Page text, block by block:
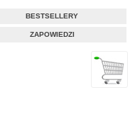
BESTSELLERY
ZAPOWIEDZI